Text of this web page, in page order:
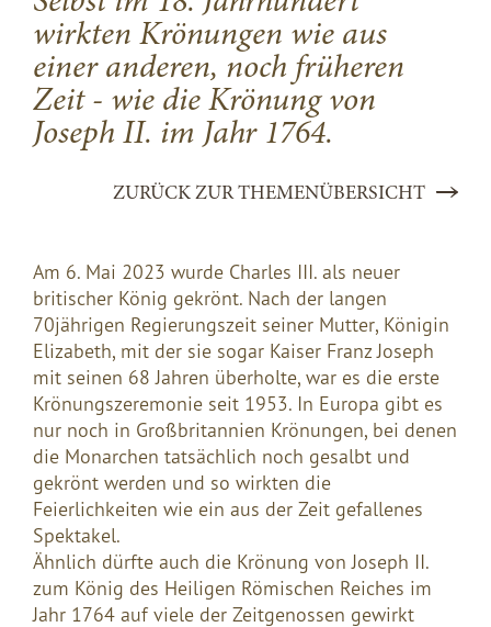
wirkten Krönungen wie aus
einer anderen, noch früheren
Zeit - wie die Krönung von
Joseph II. im Jahr 1764.
ZURÜCK ZUR THEMENÜBERSICHT
Am 6. Mai 2023 wurde Charles III. als neuer
britischer König gekrönt. Nach der langen
70jährigen Regierungszeit seiner Mutter, Königin
Elizabeth, mit der sie sogar Kaiser Franz Joseph
mit seinen 68 Jahren überholte, war es die erste
Krönungszeremonie seit 1953. In Europa gibt es
nur noch in Großbritannien Krönungen, bei denen
die Monarchen tatsächlich noch gesalbt und
gekrönt werden und so wirkten die
Feierlichkeiten wie ein aus der Zeit gefallenes
Spektakel.
Ähnlich dürfte auch die Krönung von Joseph II.
zum König des Heiligen Römischen Reiches im
Jahr 1764 auf viele der Zeitgenossen gewirkt